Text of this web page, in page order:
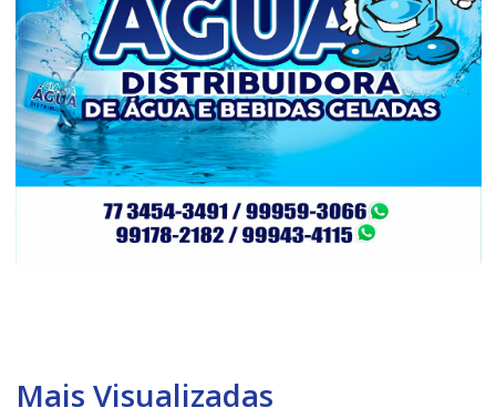
Mais Visualizadas